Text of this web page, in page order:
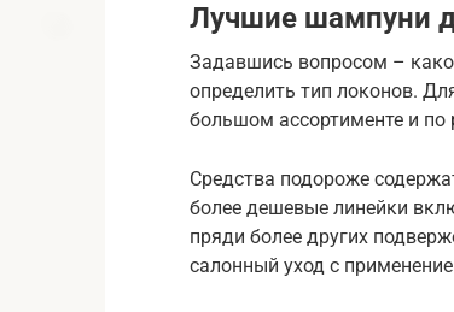
Лучшие шампуни
Задавшись вопросом –
определить тип локонов.
большом ассортименте и по
Средства подороже
более дешевые линейки
пряди более других
салонный уход с